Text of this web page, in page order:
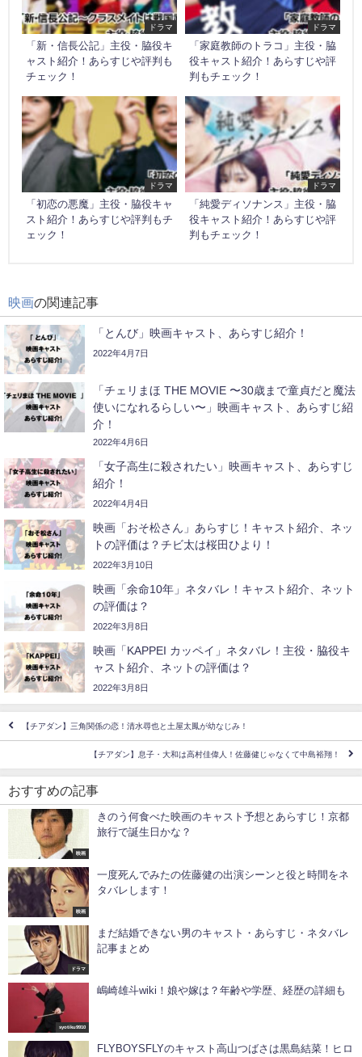
ドラマ
「新・信長公記」主役・脇役キ
ャスト紹介！あらすじや評判も
チェック！
ドラマ
「家庭教師のトラコ」主役・脇
役キャスト紹介！あらすじや評
判もチェック！
ドラマ
「初恋の悪魔」主役・脇役キャ
スト紹介！あらすじや評判もチ
ェック！
ドラマ
「純愛ディソナンス」主役・脇
役キャスト紹介！あらすじや評
判もチェック！
映画の関連記事
「とんび」映画キャスト、あらすじ紹介！
2022年4月7日
「チェリまほ THE MOVIE 〜30歳まで童貞だと魔法
使いになれるらしい〜」映画キャスト、あらすじ紹
介！
2022年4月6日
「女子高生に殺されたい」映画キャスト、あらすじ
紹介！
2022年4月4日
映画「おそ松さん」あらすじ！キャスト紹介、ネッ
トの評価は？チビ太は桜田ひより！
2022年3月10日
映画「余命10年」ネタバレ！キャスト紹介、ネット
の評価は？
2022年3月8日
映画「KAPPEI カッペイ」ネタバレ！主役・脇役キ
ャスト紹介、ネットの評価は？
2022年3月8日
【チアダン】三角関係の恋！清水尋也と土屋太鳳が幼なじみ！
【チアダン】息子・大和は高村佳偉人！佐藤健じゃなくて中島裕翔！
おすすめの記事
映画
きのう何食べた映画のキャスト予想とあらすじ！京都
旅行で誕生日かな？
映画
一度死んでみたの佐藤健の出演シーンと役と時間をネ
タバレします！
ドラマ
まだ結婚できない男のキャスト・あらすじ・ネタバレ
記事まとめ
syotiku9910
嶋崎雄斗wiki！娘や嫁は？年齢や学歴、経歴の詳細も
FLYBOYSFLYのキャスト高山つばさは黒島結菜！ヒロ